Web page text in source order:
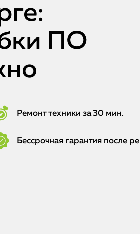
ПО
Ремонт техники за 30 мин.
Бессрочная гарантия после